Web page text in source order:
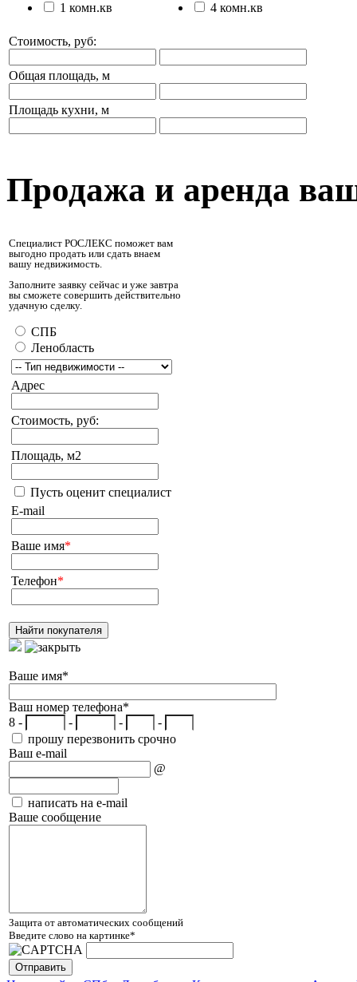
1 комн.кв
4 комн.кв
Стоимость, руб:
Общая площадь, м
Площадь кухни, м
Продажа и аренда
Специалист РОСЛЕКС поможет вам
выгодно продать или сдать внаем
вашу недвижимость.
Заполните заявку сейчас и уже завтра
вы сможете совершить действительно
удачную сделку.
СПБ
Ленобласть
Адрес
Стоимость, руб:
Площадь, м2
Пусть оценит специалист
E-mail
Ваше имя*
Телефон*
Ваше имя*
Ваш номер телефона*
8 -
- -
-
прошу перезвонить срочно
Ваш e-mail
@
написать на e-mail
Ваше сообщение
Защита от автоматических сообщений
Введите слово на картинке*